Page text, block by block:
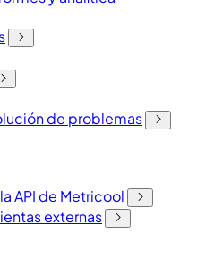
de problemas
API de Metricool
externas